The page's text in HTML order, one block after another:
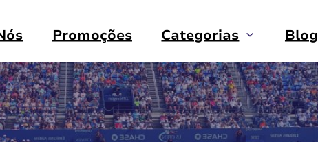
Promoções Categorias Blog